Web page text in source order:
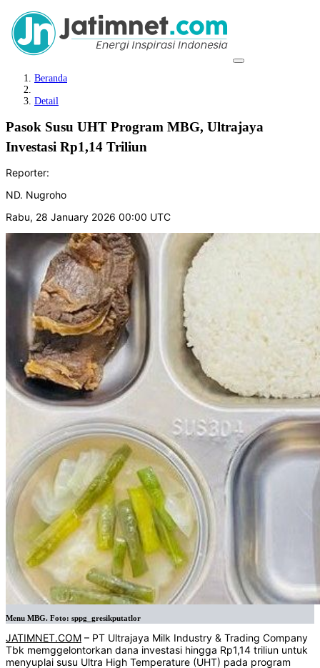
Beranda
Detail
Pasok Susu UHT Program MBG, Ultrajaya
Investasi Rp1,14 Triliun
Reporter:
ND. Nugroho
Rabu, 28 January 2026 00:00 UTC
Menu MBG. Foto: sppg_gresikputatlor
JATIMNET.COM – PT Ultrajaya Milk Industry & Trading Company
Tbk memggelontorkan dana investasi hingga Rp1,14 triliun untuk
menyuplai susu Ultra High Temperature (UHT) pada program